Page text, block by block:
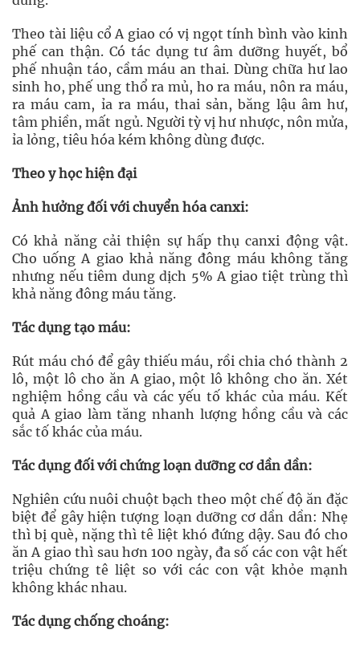
Theo tài liệu cổ A giao có vị ngọt tính bình vào kinh
phế can thận. Có tác dụng tư âm dưỡng huyết, bổ
phế nhuận táo, cầm máu an thai. Dùng chữa hư lao
sinh ho, phế ung thổ ra mủ, ho ra máu, nôn ra máu,
ra máu cam, ỉa ra máu, thai sản, băng lậu âm hư,
tâm phiền, mất ngủ. Người tỳ vị hư nhược, nôn mửa,
ỉa lỏng, tiêu hóa kém không dùng được.
Theo y học hiện đại
Ảnh hưởng đối với chuyển hóa canxi:
Có khả năng cải thiện sự hấp thụ canxi động vật.
Cho uống A giao khả năng đông máu không tăng
nhưng nếu tiêm dung dịch 5% A giao tiệt trùng thì
khả năng đông máu tăng.
Tác dụng tạo máu:
Rút máu chó để gây thiếu máu, rồi chia chó thành 2
lô, một lô cho ăn A giao, một lô không cho ăn. Xét
nghiệm hồng cầu và các yếu tố khác của máu. Kết
quả A giao làm tăng nhanh lượng hồng cầu và các
sắc tố khác của máu.
Tác dụng đối với chứng loạn dưỡng cơ dần dần:
Nghiên cứu nuôi chuột bạch theo một chế độ ăn đặc
biệt để gây hiện tượng loạn dưỡng cơ dần dần: Nhẹ
thì bị què, nặng thì tê liệt khó đứng dậy. Sau đó cho
ăn A giao thì sau hơn 100 ngày, đa số các con vật hết
triệu chứng tê liệt so với các con vật khỏe mạnh
không khác nhau.
Tác dụng chống choáng: